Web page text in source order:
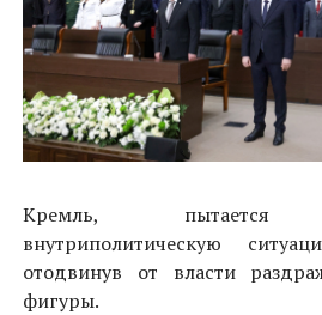
Кремль, пытается
внутриполитическую
отодвинув от власти
фигуры.